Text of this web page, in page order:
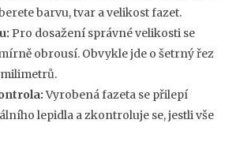
barvu, tvar a velikost fazet.
Pro dosažení správné velikosti se
obrousí. Obvykle jde o šetrný řez
Vyrobená fazeta se přilepí
lepidla a zkontroluje se, jestli vše